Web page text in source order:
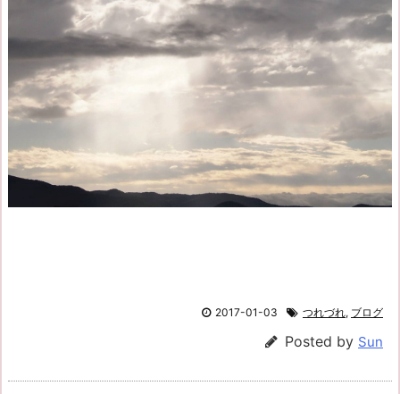
2017-01-03 つれづれ, ブログ
Posted by Sun